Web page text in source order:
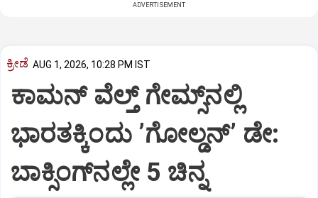
ADVERTISEMENT
ಕ್ರೀಡೆ AUG 1, 2026, 10:28 PM IST
ಕಾಮನ್ ವೆಲ್ತ್ ಗೇಮ್ಸ್‌ನಲ್ಲಿ
ಭಾರತಕ್ಕಿಂದು ʼಗೋಲ್ಡನ್‌ʼ ಡೇ:
ಬಾಕ್ಸಿಂಗ್‌ನಲ್ಲೇ 5 ಚಿನ್ನ